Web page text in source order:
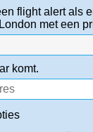
flight alert als
met een
komt.